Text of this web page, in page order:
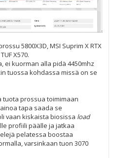
5800X3D, MSI Suprim X RTX
X570.
kuorman alla pidä 4450mhz
tuossa kohdassa missä on se
tuota prossua toimimaan
tapa saada se
vaan kiskaista biosissa load
profiili päälle ja jatkaa
pelatessa boostaa
varsinkaan tuon 3070